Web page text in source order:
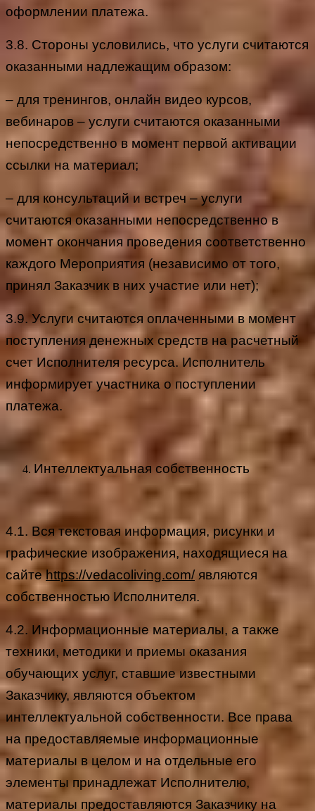
оформлении платежа.
3.8. Стороны условились, что услуги считаются
оказанными надлежащим образом:
– для тренингов, онлайн видео курсов,
вебинаров – услуги считаются оказанными
непосредственно в момент первой активации
ссылки на материал;
– для консультаций и встреч – услуги
считаются оказанными непосредственно в
момент окончания проведения соответственно
каждого Мероприятия (независимо от того,
принял Заказчик в них участие или нет);
3.9. Услуги считаются оплаченными в момент
поступления денежных средств на расчетный
счет Исполнителя ресурса. Исполнитель
информирует участника о поступлении
платежа.
Интеллектуальная собственность
4.1. Вся текстовая информация, рисунки и
графические изображения, находящиеся на
сайтеhttps://vedacoliving.com/ являются
собственностью Исполнителя.
4.2. Информационные материалы, а также
техники, методики и приемы оказания
обучающих услуг, ставшие известными
Заказчику, являются объектом
интеллектуальной собственности. Все права
на предоставляемые информационные
материалы в целом и на отдельные его
элементы принадлежат Исполнителю,
материалы предоставляются Заказчику на